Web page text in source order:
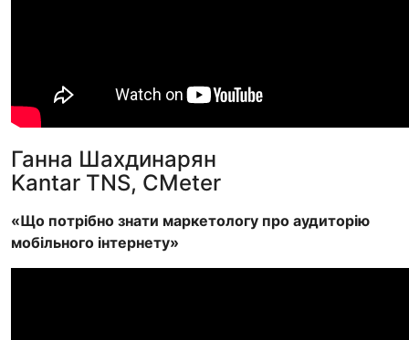
Ганна Шахдинарян
Kantar TNS, CMeter
«Що потрібно знати маркетологу про аудиторію
мобільного інтернету»